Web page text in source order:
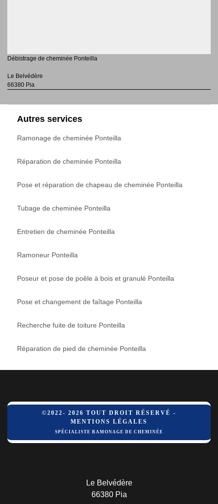
Débistrage de cheminée Ponteilla
Le Belvédère
66380 Pia
Autres services
Ramonage de cheminée Ponteilla
Réparation de cheminée Ponteilla
Pose et réparation de chapeau de cheminée Ponteilla
Tubage de cheminée Ponteilla
Entretien de cheminée Ponteilla
Ramoneur Ponteilla
Poseur et pose de poêle à bois et granulé Ponteilla
Pose et changement de faîtage Ponteilla
Recherche fuite de toiture Ponteilla
Réparation de pied de cheminée Ponteilla
©2022- 2026 TOUT DROIT RÉSERVÉ -
MENTIONS LÉGALES
SPÉCIALISTE RAMONAGE DE CHEMINÉE
Le Belvédère
66380 Pia